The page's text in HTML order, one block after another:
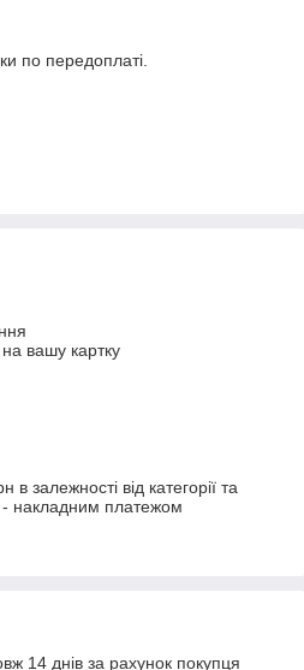
по передоплаті.
вашу картку
залежності від категорії та
- накладним платежом
14 днів за рахунок покупця